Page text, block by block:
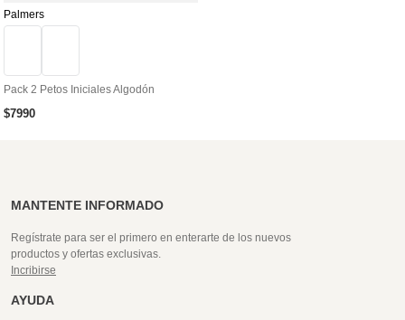
Palmers
Pack 2 Petos Iniciales Algodón
$7990
MANTENTE INFORMADO
Regístrate para ser el primero en enterarte de los nuevos
productos y ofertas exclusivas.
Incribirse
AYUDA